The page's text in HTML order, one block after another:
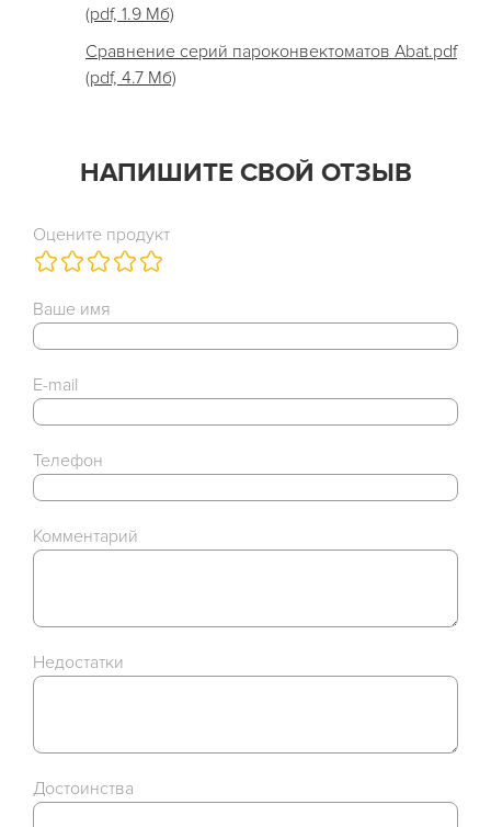
(pdf, 1.9 Мб)
Cравнение серий пароконвектоматов Abat.pdf
(pdf, 4.7 Мб)
НАПИШИТЕ СВОЙ ОТЗЫВ
Оцените продукт
Ваше имя
E-mail
Телефон
Комментарий
Недостатки
Достоинства